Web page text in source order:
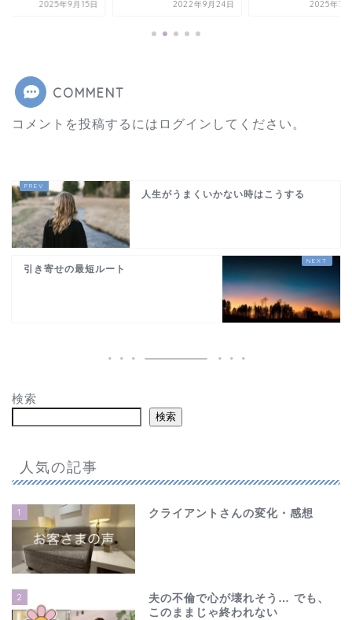
2025年9月15日 2022年9月24日 2025年7
COMMENT
コメントを投稿するには ログイン してください。
人生がうまくいかない時はこうする
引き寄せの最短ルート
検索
検索
人気の記事
1 クライアントさんの変化・感想
2
夫の不倫で心が壊れそう… でも、
このままじゃ終われない